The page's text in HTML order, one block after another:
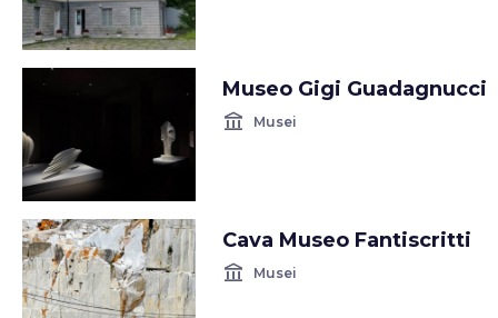
Museo Gigi Guadagnucci
account_balance Musei
Cava Museo Fantiscritti
account_balance Musei